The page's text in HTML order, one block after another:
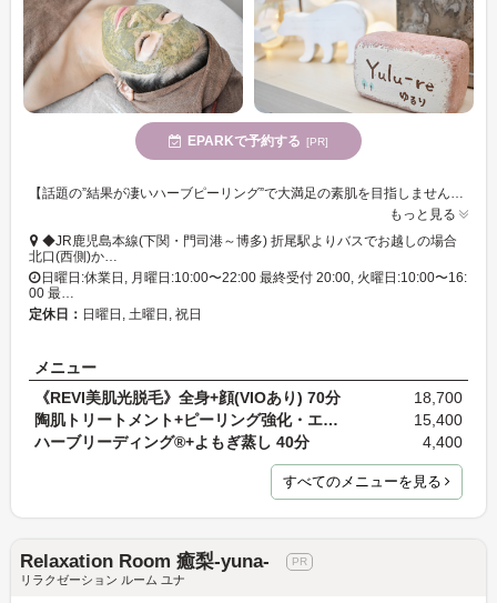
EPARKで予約する [PR]
もっと見る
◆JR鹿児島本線(下関・門司港～博多) 折尾駅よりバスでお越しの場合
北口(西側)か…
日曜日:休業日, 月曜日:10:00〜22:00 最終受付 20:00, 火曜日:10:00〜16:
00 最…
定休日： 日曜日, 土曜日, 祝日
メニュー
《REVI美肌光脱毛》全身+顔(VIOあり) 70分
18,700
陶肌トリートメント+ピーリング強化・エンザイムGジ…
15,400
ハーブリーディング®+よもぎ蒸し 40分
4,400
すべてのメニューを見る
Relaxation Room 癒梨-yuna-
リラクゼーション ルーム ユナ